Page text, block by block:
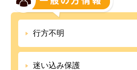
行方不明
迷い込み保護